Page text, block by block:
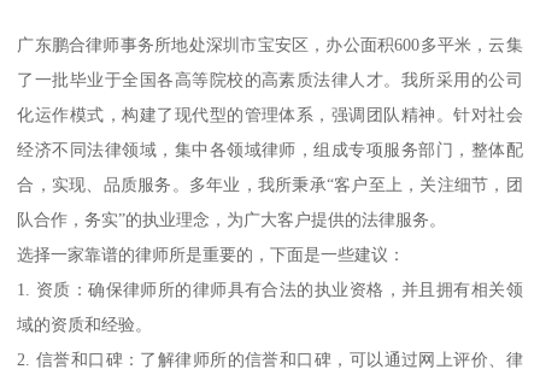
广东鹏合律师事务所地处深圳市宝安区，办公面积600多平米，云集
了一批毕业于全国各高等院校的高素质法律人才。我所采用的公司
化运作模式，构建了现代型的管理体系，强调团队精神。针对社会
经济不同法律领域，集中各领域律师，组成专项服务部门，整体配
合，实现、品质服务。多年业，我所秉承“客户至上，关注细节，团
队合作，务实”的执业理念，为广大客户提供的法律服务。
选择一家靠谱的律师所是重要的，下面是一些建议：
1. 资质：确保律师所的律师具有合法的执业资格，并且拥有相关领
域的资质和经验。
2. 信誉和口碑：了解律师所的信誉和口碑，可以通过网上评价、律